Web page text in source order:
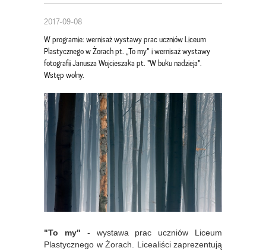
2017-09-08
W programie: wernisaż wystawy prac uczniów Liceum
Plastycznego w Żorach pt. „To my” i wernisaż wystawy
fotografii Janusza Wojcieszaka pt. "W buku nadzieja".
Wstęp wolny.
"To my" - wystawa prac uczniów Liceum
Plastycznego w Żorach. Licealiści zaprezentują